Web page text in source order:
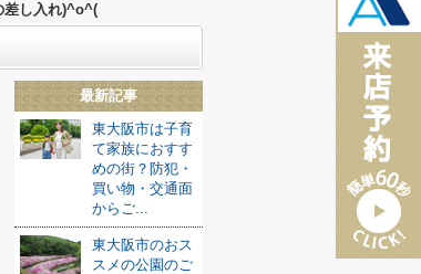
差し入れ)^o^(
最新記事
東大阪市は子育
て家族におすす
めの街？防犯・
買い物・交通面
からご...
東大阪市のおス
スメの公園のご